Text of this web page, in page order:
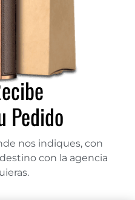
Pedido
nos indiques, con
con la agencia